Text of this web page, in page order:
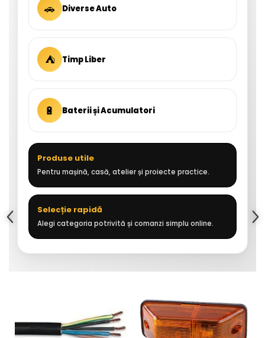
🚗 Diverse Auto
⛺ Timp Liber
🔋 Baterii și Acumulatori
Produse utile
Pentru mașină, casă, atelier și proiecte practice.
Selecție rapidă
Alegi categoria potrivită și comanzi simplu online.